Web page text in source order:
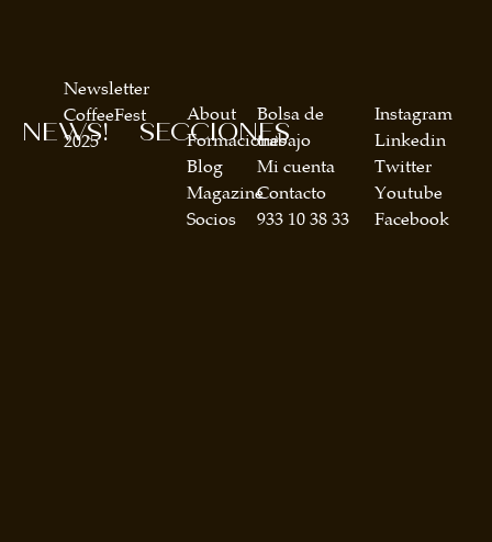
SECCIONES
About
Formaciones
Blog
Magazine
Socios
Bolsa de
trabajo
Mi cuenta
Contacto
933 10 38 33
NEWS!
Newsletter
CoffeeFest
2025
Instagram
Linkedin
Twitter
Youtube
Facebook